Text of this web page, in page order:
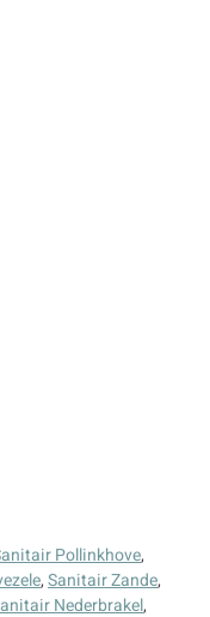
Pollinkhove,
,Sanitair Zande,
Nederbrakel,